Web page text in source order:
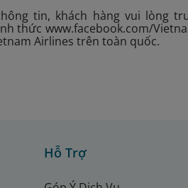
tin, khách hàng vui lòng
thức www.facebook.com/
Airlines trên toàn quốc.
Hỗ Trợ